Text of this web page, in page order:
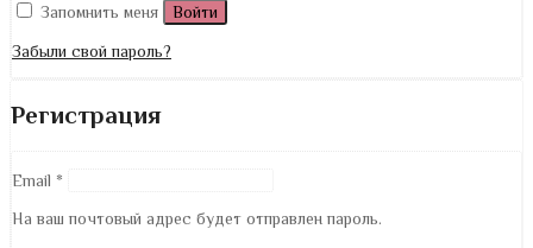
Запомнить меня Войти
Забыли свой пароль?
Регистрация
Email *
На ваш почтовый адрес будет отправлен пароль.